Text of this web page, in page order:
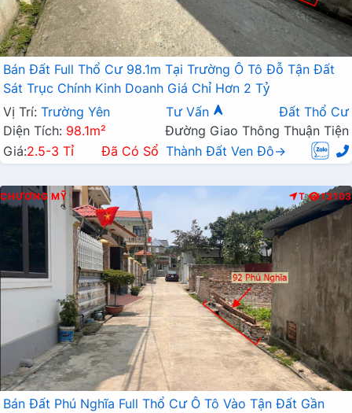
Bán Đất Full Thổ Cư 98.1m Tại Trường Ô Tô Đỗ Tận Đất
Sát Trục Chính Kinh Doanh Giá Chỉ Hơn 2 Tỷ
Vị Trí: Trường Yên Tư Vấn
Đất Thổ Cư
Diện Tích: 98.1m²
Đường Giao Thông Thuận Tiện
Giá:2.5-3 Tỉ Đã Có Sổ Thành Đất Ven Đô→
CHƯƠNG MỸ T 13103
Bán Đất Phú Nghĩa Full Thổ Cư Ô Tô Vào Tận Đất Gần